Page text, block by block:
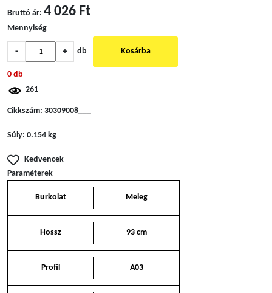
Bruttó ár: 4 026 Ft
Mennyiség
- + db Kosárba
0 db
261
Cikkszám: 30309008___
Súly: 0.154 kg
Kedvencek
Paraméterek
Burkolat Meleg
Hossz 93 cm
Profil A03